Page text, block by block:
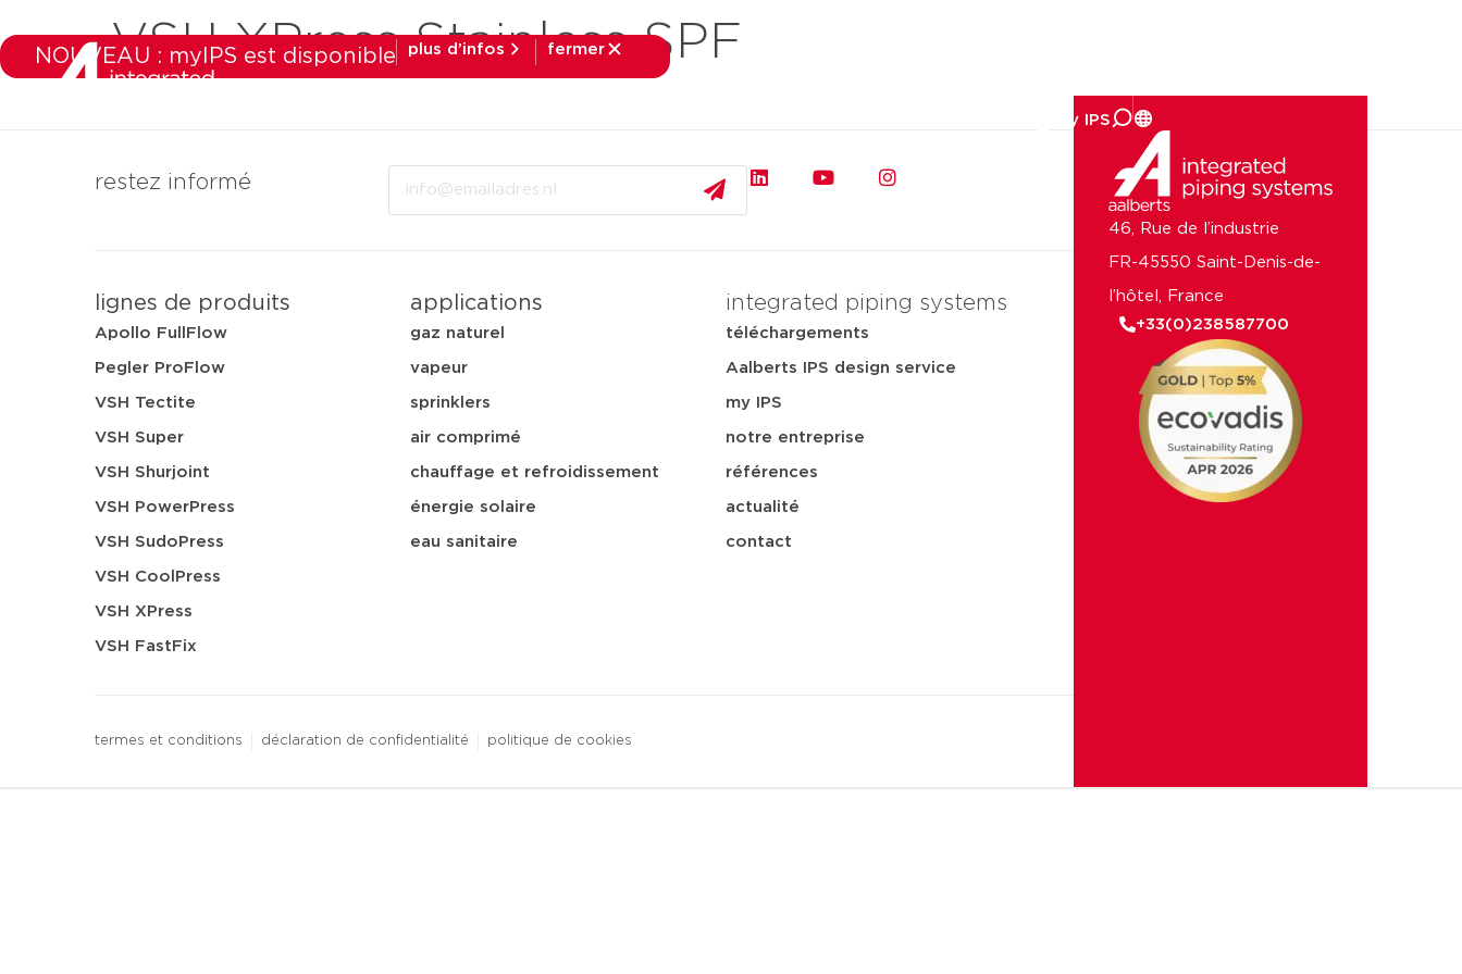
NOUVEAU : myIPS est disponible plus d’infos
fermer
VSH XPress Stainless SPF
restez informé
lignes de produits
Apollo FullFlow
Pegler ProFlow
VSH Tectite
VSH Super
VSH Shurjoint
VSH PowerPress
VSH SudoPress
VSH CoolPress
VSH XPress
VSH FastFix
applications
gaz naturel
vapeur
sprinklers
air comprimé
chauffage et refroidissement
énergie solaire
eau sanitaire
integrated piping systems
téléchargements
Aalberts IPS design service
my IPS
notre entreprise
références
actualité
contact
termes et conditions déclaration de confidentialité politique de cookies
46, Rue de l’industrie
FR-45550 Saint-Denis-de-
l’hôtel, France
+33(0)238587700